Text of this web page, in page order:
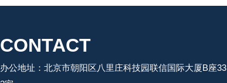
CONTACT
办公地址：北京市朝阳区八里庄科技园联信国际大厦B座33